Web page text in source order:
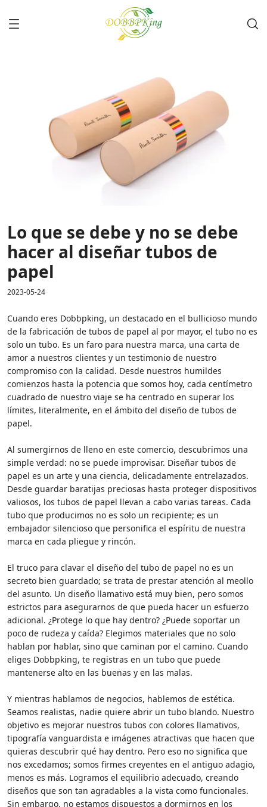
Lo que se debe y no se debe
hacer al diseñar tubos de
papel
2023-05-24
Cuando eres Dobbpking, un destacado en el bullicioso mundo
de la fabricación de tubos de papel al por mayor, el tubo no es
solo un tubo. Es un faro para nuestra marca, una carta de
amor a nuestros clientes y un testimonio de nuestro
compromiso con la calidad. Desde nuestros humildes
comienzos hasta la potencia que somos hoy, cada centímetro
cuadrado de nuestro viaje se ha centrado en superar los
límites, literalmente, en el ámbito del diseño de tubos de
papel.
Al sumergirnos de lleno en este comercio, descubrimos una
simple verdad: no se puede improvisar. Diseñar tubos de
papel es un arte y una ciencia, delicadamente entrelazados.
Desde guardar baratijas preciosas hasta proteger dispositivos
valiosos, los tubos de papel llevan a cabo varias tareas. Cada
tubo que producimos no es solo un recipiente; es un
embajador silencioso que personifica el espíritu de nuestra
marca en cada pliegue y rincón.
El truco para clavar el diseño del tubo de papel no es un
secreto bien guardado; se trata de prestar atención al meollo
del asunto. Un diseño llamativo está muy bien, pero somos
estrictos para asegurarnos de que pueda hacer un esfuerzo
adicional. ¿Protege lo que hay dentro? ¿Puede soportar un
poco de rudeza y caída? Elegimos materiales que no solo
hablan por hablar, sino que caminan por el camino. Cuando
eliges Dobbpking, te registras en un tubo que puede
mantenerse alto en las buenas y en las malas.
Y mientras hablamos de negocios, hablemos de estética.
Seamos realistas, nadie quiere abrir un tubo blando. Nuestro
objetivo es mejorar nuestros tubos con colores llamativos,
tipografía vanguardista e imágenes atractivas que hacen que
quieras descubrir qué hay dentro. Pero eso no significa que
nos excedamos; somos firmes creyentes en el antiguo adagio,
menos es más. Logramos el equilibrio adecuado, creando
diseños que son tan agradables a la vista como funcionales.
Sin embargo, no estamos dispuestos a dormirnos en los